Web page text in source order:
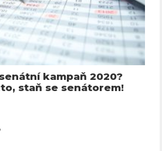
kampaň 2020?
staň se senátorem!